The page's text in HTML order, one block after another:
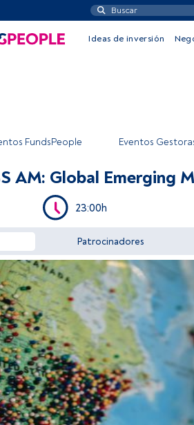
Ideas de inversión
FundsPeople Eventos
AM: Global Emerging
23:00h
Patrocinadores